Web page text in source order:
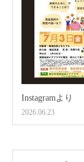
Instagramより
2026.06.23